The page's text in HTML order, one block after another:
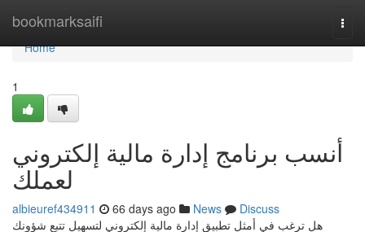
bookmarksaifi
Home
Home
1
أنسب برنامج إدارة مالية إلكتروني
لعملك
albieuref434911 66 days ago News
Discuss
هل ترغب في أمثل تطبيق إدارة مالية إلكتروني لتسهيل تتبع شؤونك